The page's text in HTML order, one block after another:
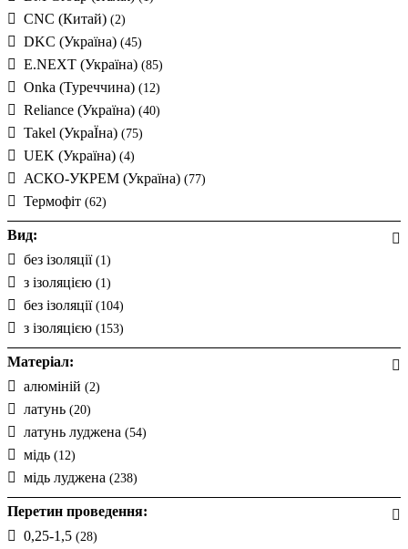
CNC (Китай) (2)
DKC (Україна) (45)
E.NEXT (Україна) (85)
Onka (Туреччина) (12)
Reliance (Україна) (40)
Takel (УкраЇна) (75)
UEK (Україна) (4)
АСКО-УКРЕМ (Україна) (77)
Термофіт (62)
Вид:
без ізоляції (1)
з ізоляцією (1)
без ізоляції (104)
з ізоляцією (153)
Матеріал:
алюміній (2)
латунь (20)
латунь луджена (54)
мідь (12)
мідь луджена (238)
Перетин проведення:
0,25-1,5 (28)